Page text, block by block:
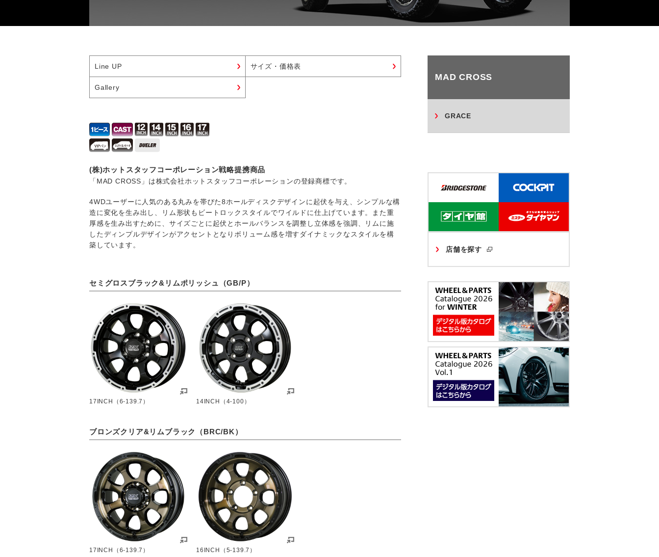
Line UP サイズ・価格表
Gallery
(株)ホットスタッフコーポレーション戦略提携商品
「MAD CROSS」は株式会社ホットスタッフコーポレーションの登録商標です。
4WDユーザーに人気のある丸みを帯びた8ホールディスクデザインに起伏を与え、シンプルな構
造に変化を生み出し、リム形状もビートロックスタイルでワイルドに仕上げています。また重
厚感を生み出すために、サイズごとに起伏とホールバランスを調整し立体感を強調、リムに施
したディンプルデザインがアクセントとなりボリューム感を増すダイナミックなスタイルを構
築しています。
セミグロスブラック&リムポリッシュ（GB/P）
17INCH（6-139.7） 14INCH（4-100）
ブロンズクリア&リムブラック（BRC/BK）
17INCH（6-139.7） 16INCH（5-139.7）
MAD CROSS
GRACE
店舗を探す